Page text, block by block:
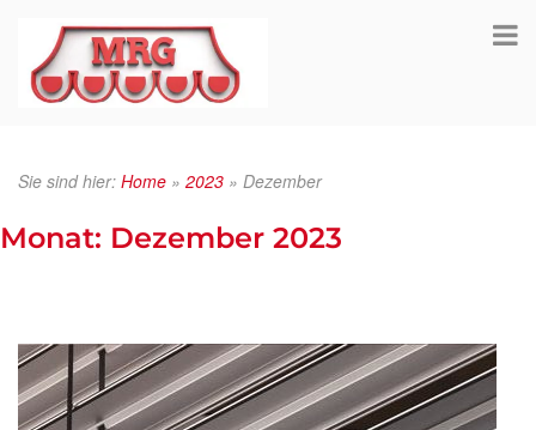
Sie sind hier: Home » 2023 » Dezember
Monat: Dezember 2023